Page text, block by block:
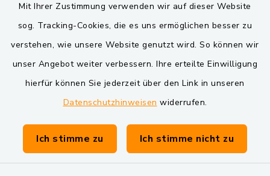
Mit Ihrer Zustimmung verwenden wir auf dieser Website
sog. Tracking-Cookies, die es uns ermöglichen besser zu
verstehen, wie unsere Website genutzt wird. So können wir
unser Angebot weiter verbessern. Ihre erteilte Einwilligung
hierfür können Sie jederzeit über den Link in unseren
Datenschutzhinweisen widerrufen.
Ich stimme zu Ich stimme nicht zu
VG und Gemeinden
Markt Schwarzenfeld
Gemeinde Schwarzach bei Nabburg
Verwaltungsgemeinschaft Schwarzenfeld